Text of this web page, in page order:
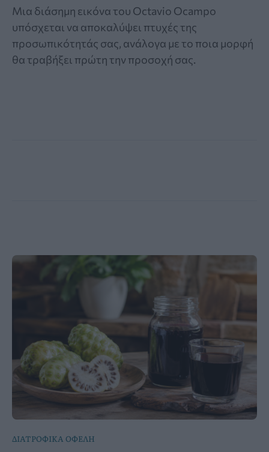
Μια διάσημη εικόνα του Octavio Ocampo
υπόσχεται να αποκαλύψει πτυχές της
προσωπικότητάς σας, ανάλογα με το ποια μορφή
θα τραβήξει πρώτη την προσοχή σας.
ΔΙΑΤΡΟΦΙΚΑ ΟΦΕΛΗ